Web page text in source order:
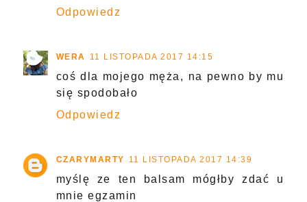
Odpowiedz
WERA 11 LISTOPADA 2017 14:15
coś dla mojego męża, na pewno by mu
się spodobało
Odpowiedz
CZARYMARTY 11 LISTOPADA 2017 14:39
myślę ze ten balsam mógłby zdać u
mnie egzamin